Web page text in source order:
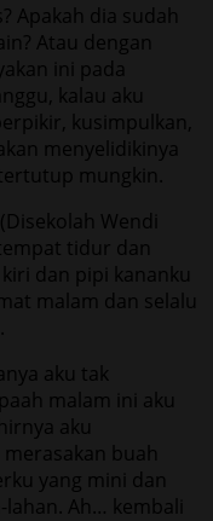
Apakah dia sudah
Atau dengan
ini pada
kalau aku
kusimpulkan,
menyelidikinya
mungkin.
Wendi
tidur dan
dan pipi kananku
malam dan selalu
aku tak
malam ini aku
aku
buah
yang mini dan
Ah… kembali